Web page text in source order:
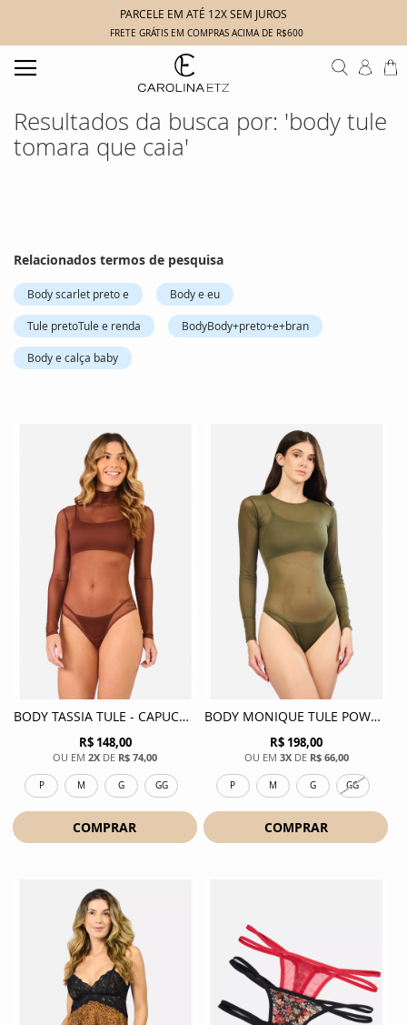
PARCELE EM ATÉ 12X SEM JUROS
FRETE GRÁTIS EM COMPRAS ACIMA DE R$600
Search
Resultados da busca por: 'body tule
tomara que caia'
Relacionados termos de pesquisa
Body scarlet preto e Body e eu
Tule pretoTule e renda BodyBody+preto+e+bran
Body e calça baby
BODY TASSIA TULE - CAPUCCINO
R$ 148,00
2X DE R$ 74,00
P M G GG
COMPRAR
BODY MONIQUE TULE POWER - VERDE MILITAR
R$ 198,00
3XDE R$ 66,00
P M G GG
COMPRAR